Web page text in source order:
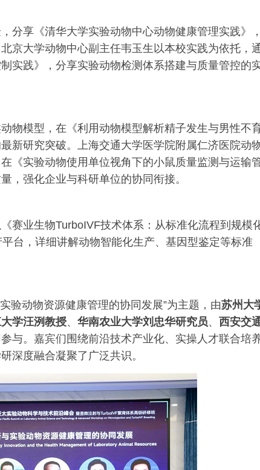
分享《清华大学实验动物中心动物健康管理实践》，
京大学动物中心副主任韦玉生以本校实践为依托，
实践》，分享实验动物检测体系搭建与质量管控的
物模型，在《利用动物模型解析精子发生与男性不
新研究突破。上海交通大学医学院附属仁济医院动
《实验动物使用单位视角下的小鼠质量监测与运输
，强化企业与科研单位的协同衔接。
赛业生物TurboIVF技术体系：从标准化流程到规模
台，详细讲解动物智能化生产、基因型鉴定等标准
验动物资源健康管理的协同发展”为主题，由苏州大
学汪洌教授、 华南农业大学刘忠华研究员、 西安交
与。嘉宾们围绕前沿技术产业化、实操人才联合培
深度融合凝聚了广泛共识。